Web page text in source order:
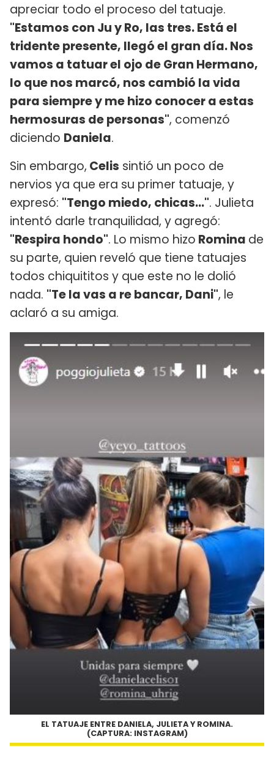
apreciar todo el proceso del tatuaje.
"Estamos con Ju y Ro, las tres. Está el
tridente presente, llegó el gran día. Nos
vamos a tatuar el ojo de Gran Hermano,
lo que nos marcó, nos cambió la vida
para siempre y me hizo conocer a estas
hermosuras de personas", comenzó
diciendo Daniela.
Sin embargo, Celis sintió un poco de
nervios ya que era su primer tatuaje, y
expresó: "Tengo miedo, chicas...". Julieta
intentó darle tranquilidad, y agregó:
"Respira hondo". Lo mismo hizo Romina de
su parte, quien reveló que tiene tatuajes
todos chiquititos y que este no le dolió
nada. "Te la vas a re bancar, Dani", le
aclaró a su amiga.
EL TATUAJE ENTRE DANIELA, JULIETA Y ROMINA.
(CAPTURA: INSTAGRAM)